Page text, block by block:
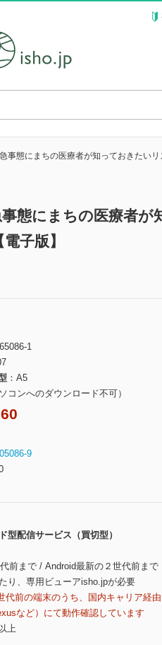
事態にまちの医療者が知っておきたい
態にまちの医療者
子版】
1
A5
コンへのダウンロード不可）
9
型配信サービス（買切型）
前まで / Android最新の２世代前まで
り、専用ビューアisho.jpが必要
前の端末のうち、国内キャリア経
など）にて動作確認しています
上